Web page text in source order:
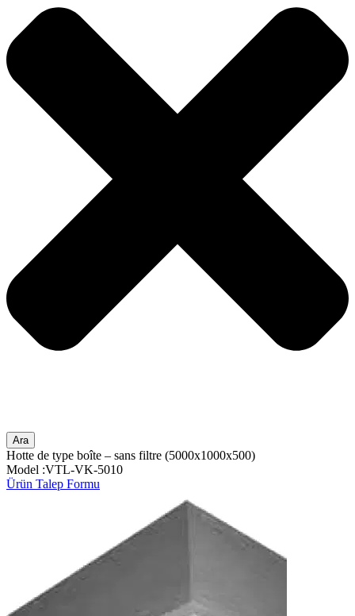
Ara
Hotte de type boîte – sans filtre (5000x1000x500)
Model :VTL-VK-5010
Ürün Talep Formu